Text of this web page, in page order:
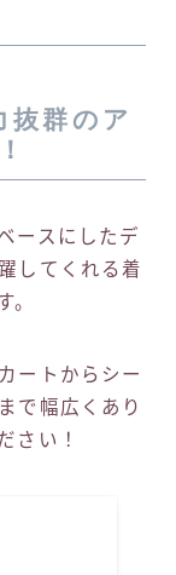
群のア
ースにしたデ
してくれる着
。
ートからシー
で幅広くあり
さい！